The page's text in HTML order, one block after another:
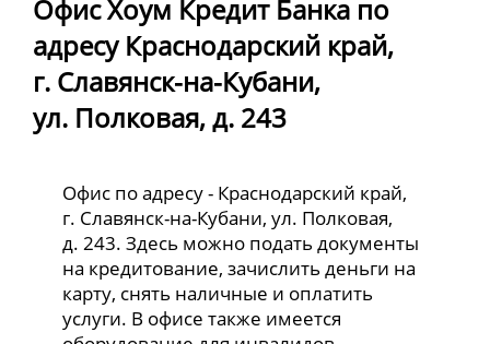
Офис Хоум Кредит Банка по
адресу Краснодарский край,
г. Славянск-на-Кубани,
ул. Полковая, д. 243
Офис по адресу - Краснодарский край,
г. Славянск-на-Кубани, ул. Полковая,
д. 243. Здесь можно подать документы
на кредитование, зачислить деньги на
карту, снять наличные и оплатить
услуги. В офисе также имеется